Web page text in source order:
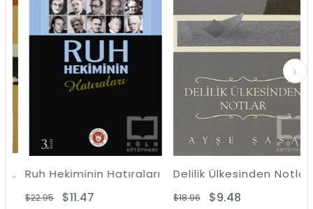
Ruh Hekiminin Hatıraları
$11.47
$22.95
Delilik Ülkesinden Notlar
$9.48
$18.96